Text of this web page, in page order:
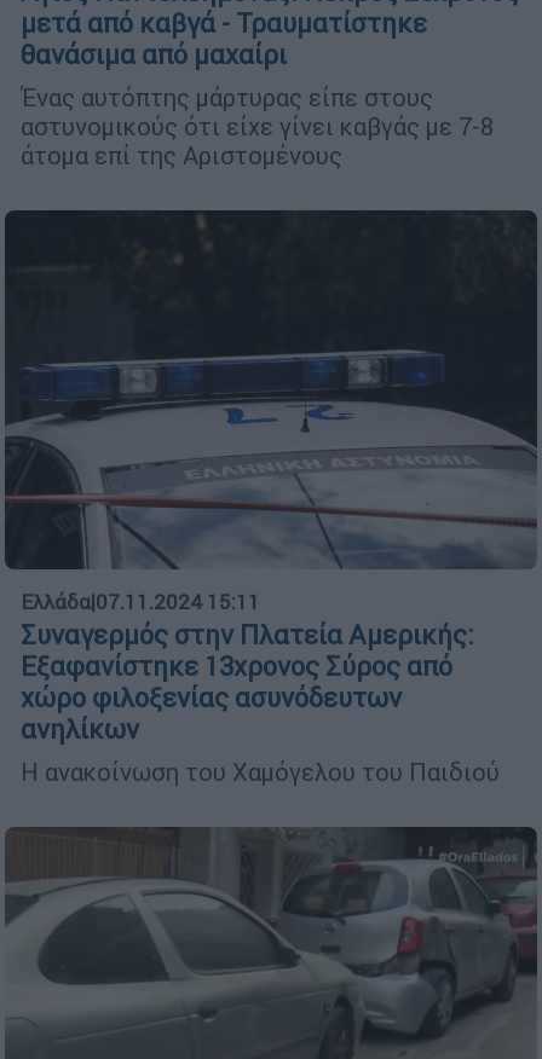
μετά από καβγά - Τραυματίστηκε
θανάσιμα από μαχαίρι
Ένας αυτόπτης μάρτυρας είπε στους
αστυνομικούς ότι είχε γίνει καβγάς με 7-8
άτομα επί της Αριστομένους
Ελλάδα|07.11.2024 15:11
Συναγερμός στην Πλατεία Αμερικής:
Εξαφανίστηκε 13χρονος Σύρος από
χώρο φιλοξενίας ασυνόδευτων
ανηλίκων
Η ανακοίνωση του Χαμόγελου του Παιδιού